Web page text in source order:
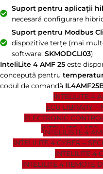
Suport pentru aplicații
necesară configurare
Suport pentru Modbus
dispozitive terțe (mai
software: SKMODCLI03)
InteliLite 4 AMF 25 este
concepută pentru
codul de comandă
INTELILITE 4
ECU LIBRARY –
ELECTRONIC
INTELILITE 4 1.7.2
INTELILISTE 4
INTELILITE 4 CYBER –
INTELILITE 4
INTELILITE 4 REMOTE